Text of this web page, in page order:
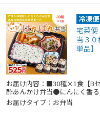
宅菜
当３
単品
お届け内容：■30種×1食【B
酢あんかけ弁当●にんにく香
お届けタイプ：お弁当